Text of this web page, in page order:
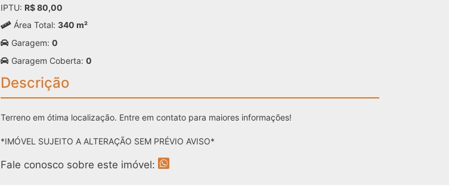
IPTU: R$ 80,00
Área Total: 340 m²
Garagem: 0
Garagem Coberta: 0
Descrição
Terreno em ótima localização. Entre em contato para maiores informações!
*IMÓVEL SUJEITO A ALTERAÇÃO SEM PRÉVIO AVISO*
Fale conosco sobre este imóvel: